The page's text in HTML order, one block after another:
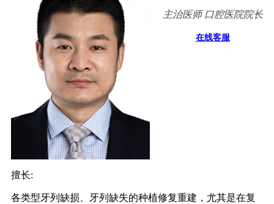
主治医师 口腔医院院长
在线客服
擅长:
各类型牙列缺损、牙列缺失的种植修复重建，尤其是在复